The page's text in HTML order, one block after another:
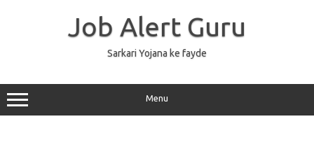
Job Alert Guru
Sarkari Yojana ke fayde
Menu